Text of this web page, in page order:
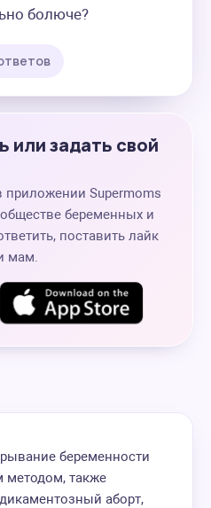
болюче?
или задать свой
приложении Supermoms
беременных и
поставить лайк
мам.
беременности
также
аборт,